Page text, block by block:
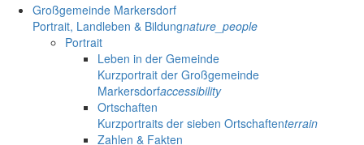
Großgemeinde Markersdorf
Portrait, Landleben & Bildungnature_people
Portrait
Leben in der Gemeinde
Kurzportrait der Großgemeinde
Markersdorfaccessibility
Ortschaften
Kurzportraits der sieben Ortschaftenterrain
Zahlen & Fakten